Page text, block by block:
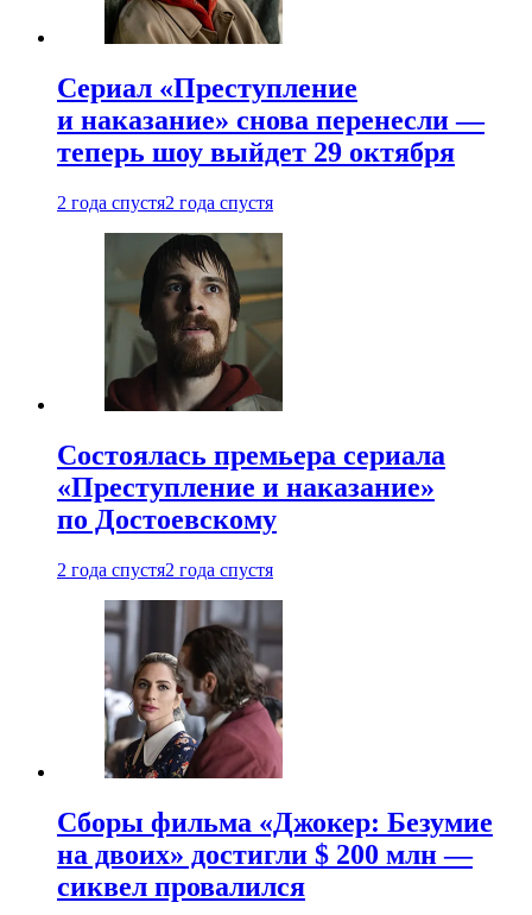
Сериал «Преступление
и наказание» снова перенесли —
теперь шоу выйдет 29 октября
2 года спустя2 года спустя
Состоялась премьера сериала
«Преступление и наказание»
по Достоевскому
2 года спустя2 года спустя
Сборы фильма «Джокер: Безумие
на двоих» достигли $ 200 млн —
сиквел провалился